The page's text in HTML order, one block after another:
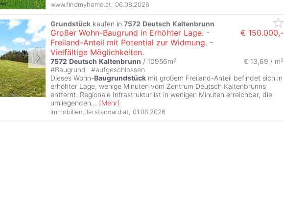
www.findmyhome.at, 06.08.2026
Grundstück kaufen in 7572 Deutsch Kaltenbrunn
Großer Wohn-Baugrund in Erhöhter Lage. -
Freiland-Anteil mit Potential zur Widmung. -
Vielfältige Möglichkeiten.
€ 150.000,-
7572 Deutsch Kaltenbrunn / 10956m² € 13,69 / m²
#Baugrund #aufgeschlossen
Dieses Wohn-Baugrundstück mit großem Freiland-Anteil befindet sich in
erhöhter Lage, wenige Minuten vom Zentrum Deutsch Kaltenbrunns
entfernt. Regionale Infrastruktur ist in wenigen Minuten erreichbar, die
umliegenden... [Mehr]
immobilien.derstandard.at, 01.08.2026